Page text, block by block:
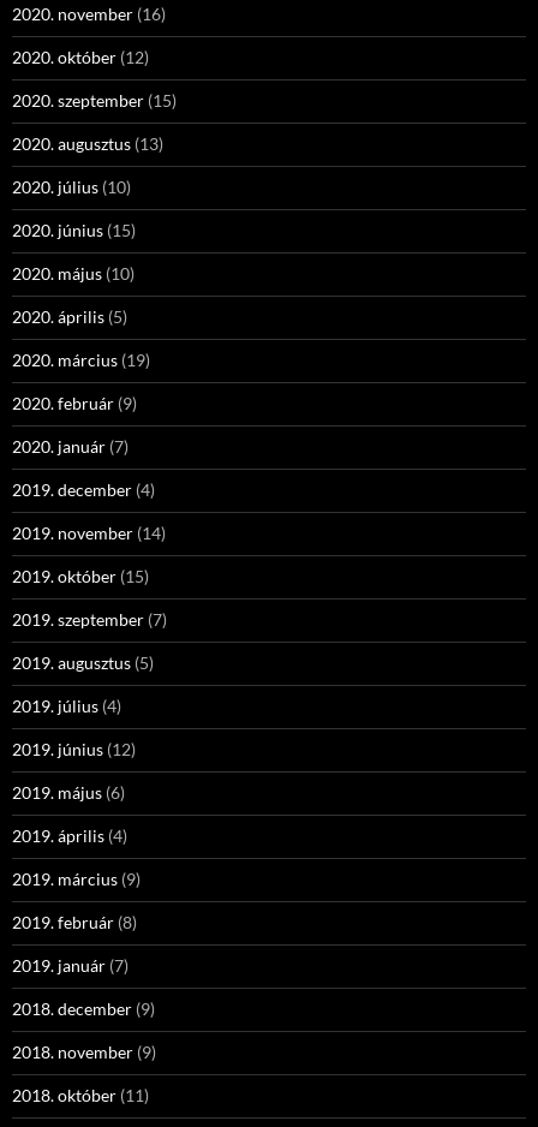
2020. november (16)
2020. október (12)
2020. szeptember (15)
2020. augusztus (13)
2020. július (10)
2020. június (15)
2020. május (10)
2020. április (5)
2020. március (19)
2020. február (9)
2020. január (7)
2019. december (4)
2019. november (14)
2019. október (15)
2019. szeptember (7)
2019. augusztus (5)
2019. július (4)
2019. június (12)
2019. május (6)
2019. április (4)
2019. március (9)
2019. február (8)
2019. január (7)
2018. december (9)
2018. november (9)
2018. október (11)